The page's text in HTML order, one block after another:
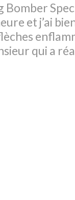
Bomber
et j’ai
qui a